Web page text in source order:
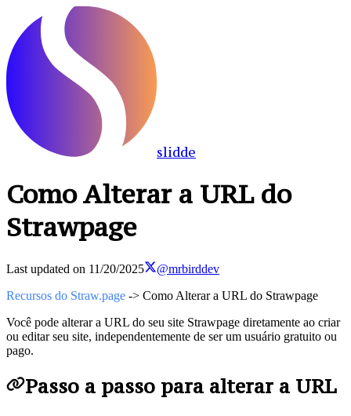
slidde
Como Alterar a URL do
Strawpage
Last updated on 11/20/2025
@mrbirddev
Recursos do Straw.page -> Como Alterar a URL do Strawpage
Você pode alterar a URL do seu site Strawpage diretamente ao criar
ou editar seu site, independentemente de ser um usuário gratuito ou
pago.
Passo a passo para alterar a URL